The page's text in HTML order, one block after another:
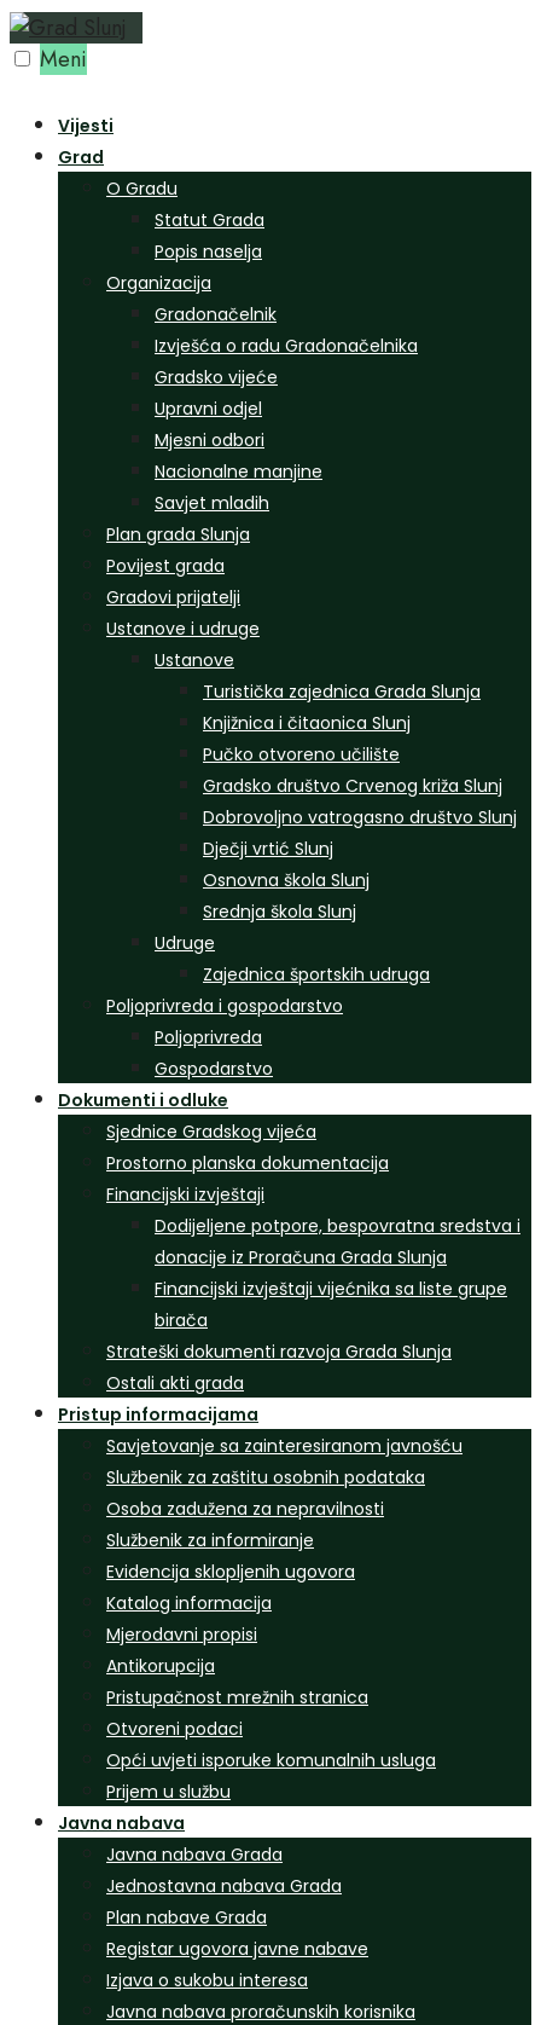
Preskoči
na Meni
Vijesti
Grad
O Gradu
Statut Grada
Popis naselja
Organizacija
Gradonačelnik
Izvješća o radu Gradonačelnika
Gradsko vijeće
Upravni odjel
Mjesni odbori
Nacionalne manjine
Savjet mladih
Plan grada Slunja
Povijest grada
Gradovi prijatelji
Ustanove i udruge
Ustanove
Turistička zajednica Grada Slunja
Knjižnica i čitaonica Slunj
Pučko otvoreno učilište
Gradsko društvo Crvenog križa Slunj
Dobrovoljno vatrogasno društvo Slunj
Dječji vrtić Slunj
Osnovna škola Slunj
Srednja škola Slunj
Udruge
Zajednica športskih udruga
Poljoprivreda i gospodarstvo
Poljoprivreda
Gospodarstvo
Dokumenti i odluke
Sjednice Gradskog vijeća
Prostorno planska dokumentacija
Financijski izvještaji
Dodijeljene potpore, bespovratna sredstva i
donacije iz Proračuna Grada Slunja
Financijski izvještaji vijećnika sa liste grupe
birača
Strateški dokumenti razvoja Grada Slunja
Ostali akti grada
Pristup informacijama
Savjetovanje sa zainteresiranom javnošću
Službenik za zaštitu osobnih podataka
Osoba zadužena za nepravilnosti
Službenik za informiranje
Evidencija sklopljenih ugovora
Katalog informacija
Mjerodavni propisi
Antikorupcija
Pristupačnost mrežnih stranica
Otvoreni podaci
Opći uvjeti isporuke komunalnih usluga
Prijem u službu
Javna nabava
Javna nabava Grada
Jednostavna nabava Grada
Plan nabave Grada
Registar ugovora javne nabave
Izjava o sukobu interesa
Javna nabava proračunskih korisnika